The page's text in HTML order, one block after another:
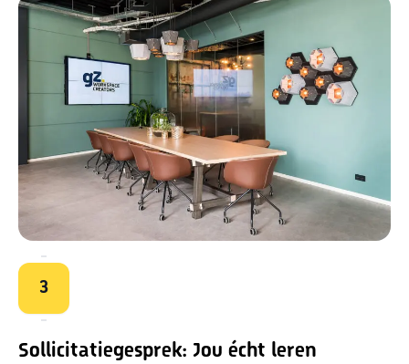
Sollicitatiegesprek: Jou écht leren
3